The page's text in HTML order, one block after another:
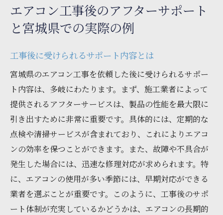
エアコン工事後のアフターサポート
と宮城県での実際の例
工事後に受けられるサポート内容とは
宮城県のエアコン工事を依頼した後に受けられるサポー
ト内容は、多岐にわたります。まず、施工業者によって
提供されるアフターサービスは、製品の性能を最大限に
引き出すために非常に重要です。具体的には、定期的な
点検や清掃サービスが含まれており、これによりエアコ
ンの効率を保つことができます。また、故障や不具合が
発生した場合には、迅速な修理対応が求められます。特
に、エアコンの使用が多い季節には、早期対応ができる
業者を選ぶことが重要です。このように、工事後のサポ
ート体制が充実しているかどうかは、エアコンの長期的